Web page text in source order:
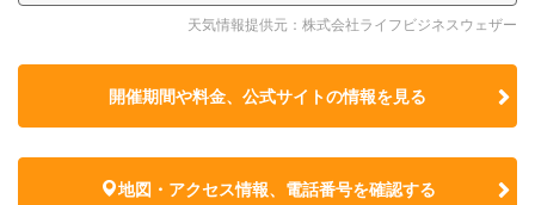
天気情報提供元：株式会社ライフビジネスウェザー
開催期間や料金、公式サイトの情報を見る
地図・アクセス情報、電話番号を確認する